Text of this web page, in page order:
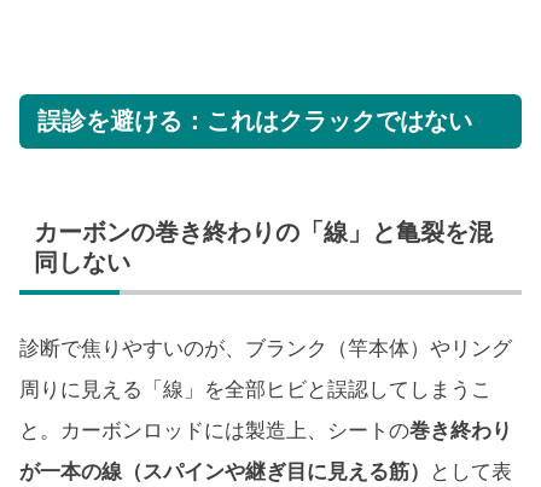
誤診を避ける：これはクラックではない
カーボンの巻き終わりの「線」と亀裂を混
同しない
診断で焦りやすいのが、ブランク（竿本体）やリング
周りに見える「線」を全部ヒビと誤認してしまうこ
と。カーボンロッドには製造上、シートの巻き終わり
が一本の線（スパインや継ぎ目に見える筋）
として表